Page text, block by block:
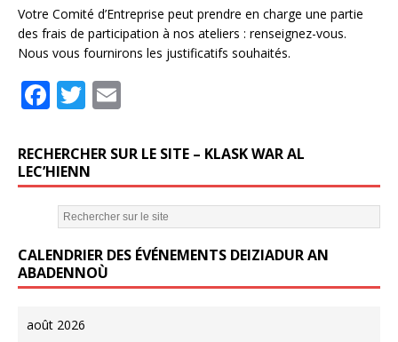
Votre Comité d’Entreprise peut prendre en charge une partie
des frais de participation à nos ateliers : renseignez-vous.
Nous vous fournirons les justificatifs souhaités.
F
c
e
b
o
o
k
T
it
te
r
ai
l
RECHERCHER SUR LE SITE – KLASK WAR AL
LEC’HIENN
CALENDRIER DES ÉVÉNEMENTS DEIZIADUR AN
ABADENNOÙ
août 2026